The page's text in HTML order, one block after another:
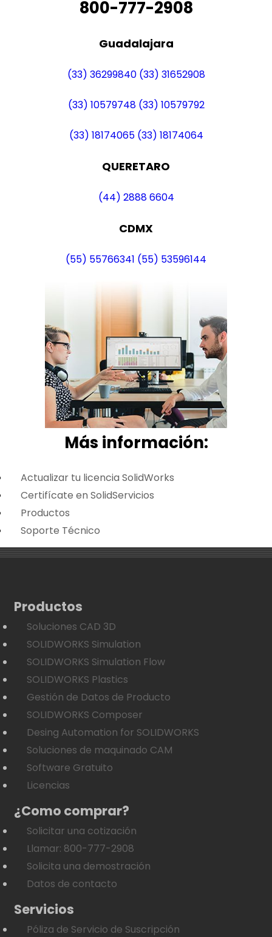
800-777-2908
Guadalajara
(33) 36299840 (33) 31652908
(33) 10579748 (33) 10579792
(33) 18174065 (33) 18174064
QUERETARO
(44) 2888 6604
CDMX
(55) 55766341 (55) 53596144
Más información:
Actualizar tu licencia SolidWorks
Certifícate en SolidServicios
Productos
Soporte Técnico
Productos
Soluciones CAD 3D
SOLIDWORKS Simulation
SOLIDWORKS Simulation Flow
SOLIDWORKS Plastics
Gestión de Datos de Producto
SOLIDWORKS Composer
Desing Automation for SOLIDWORKS
Soluciones de maquinado CAM
Software Gratuito
Licencias
¿Como comprar?
Solicitar una cotización
Llamar: 800-777-2908
Solicita una demostración
Datos de contacto
Servicios
Póliza de Servicio de Suscripción